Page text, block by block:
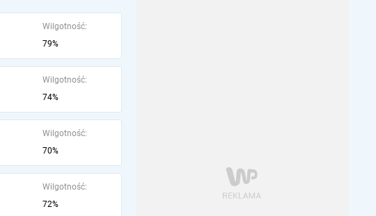
Wilgotność:
79%
Wilgotność:
74%
Wilgotność:
70%
Wilgotność:
72%